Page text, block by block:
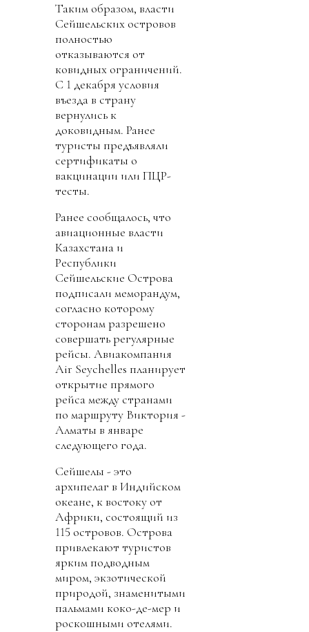
Таким образом, власти
Сейшельских островов
полностью
отказываются от
ковидных ограничений.
С 1 декабря условия
въезда в страну
вернулись к
доковидным. Ранее
туристы предъявляли
сертификаты о
вакцинации или ПЦР-
тесты.
Ранее сообщалось, что
авиационные власти
Казахстана и
Республики
Сейшельские Острова
подписали меморандум,
согласно которому
сторонам разрешено
совершать регулярные
рейсы. Авиакомпания
Air Seychelles планирует
открытие прямого
рейса между странами
по маршруту Виктория -
Алматы в январе
следующего года.
Сейшелы - это
архипелаг в Индийском
океане, к востоку от
Африки, состоящий из
115 островов. Острова
привлекают туристов
ярким подводным
миром, экзотической
природой, знаменитыми
пальмами коко-де-мер и
роскошными отелями.